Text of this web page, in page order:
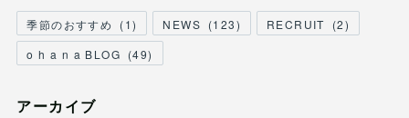
季節のおすすめ (1) NEWS (123) RECRUIT (2)
o h a n a BLOG (49)
アーカイブ